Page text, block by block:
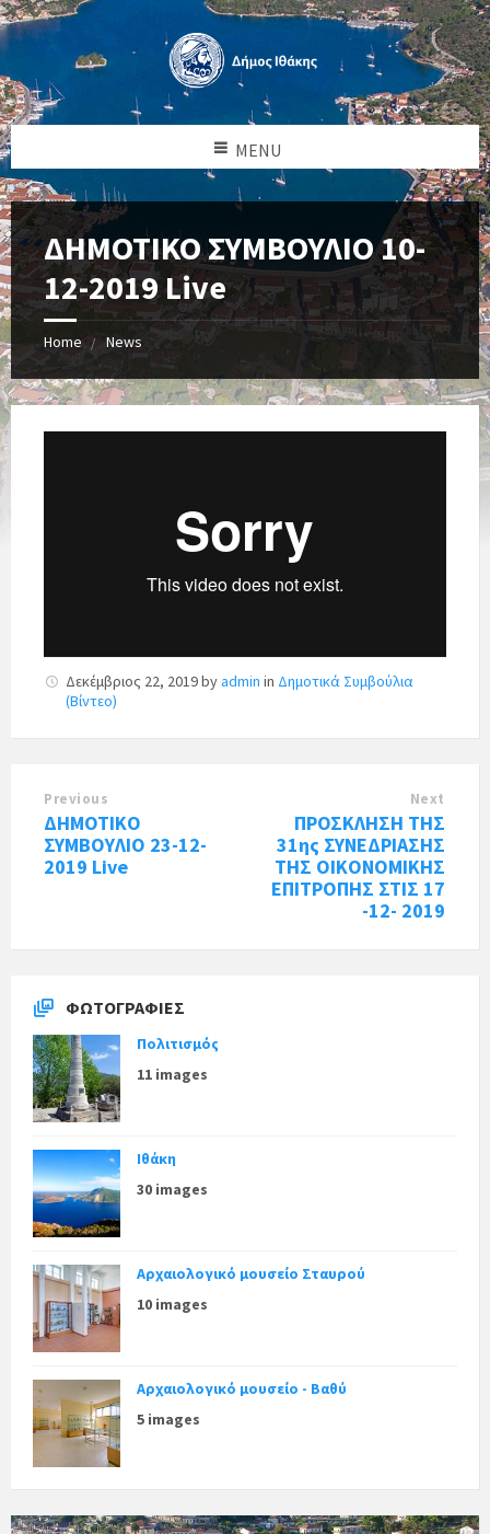
MENU
ΔΗΜΟΤΙΚΟ ΣΥΜΒΟΥΛΙΟ 10-
12-2019 Live
Home News
Δεκέμβριος 22, 2019byadmin in Δημοτικά Συμβούλια
(Βίντεο)
Previous
ΔΗΜΟΤΙΚΟ
ΣΥΜΒΟΥΛΙΟ 23-12-
2019 Live
Next
ΠΡΟΣΚΛΗΣΗ ΤΗΣ
31ης ΣΥΝΕΔΡΙΑΣΗΣ
ΤΗΣ ΟΙΚΟΝΟΜΙΚΗΣ
ΕΠΙΤΡΟΠΗΣ ΣΤΙΣ 17
-12- 2019
ΦΩΤΟΓΡΑΦΊΕΣ
Πολιτισμός
11 images
Ιθάκη
30 images
Αρχαιολογικό μουσείο Σταυρού
10 images
Αρχαιολογικό μουσείο - Βαθύ
5 images